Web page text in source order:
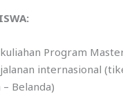
Program
internasional
Belanda)